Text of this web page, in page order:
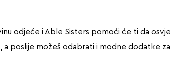
odjeće i Able Sisters pomoći će ti da
poslije možeš odabrati i modne dodatke